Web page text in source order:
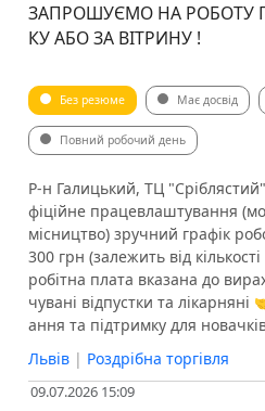
ЗАПРОШУЄМО НА РОБОТУ
КУ АБО ЗА ВІТРИНУ !
Без резюме Має досвід
Повний робочий день
Р-н Галицький, ТЦ
фіційне працевлаштування
місництво) зручний графік
300 грн (залежить від
робітна плата вказана до
чувані відпустки та
ання та підтримку для
Львів | Роздрібна торгівля
09.07.2026 15:09